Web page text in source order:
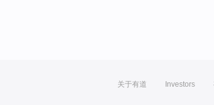
关于有道 Investors